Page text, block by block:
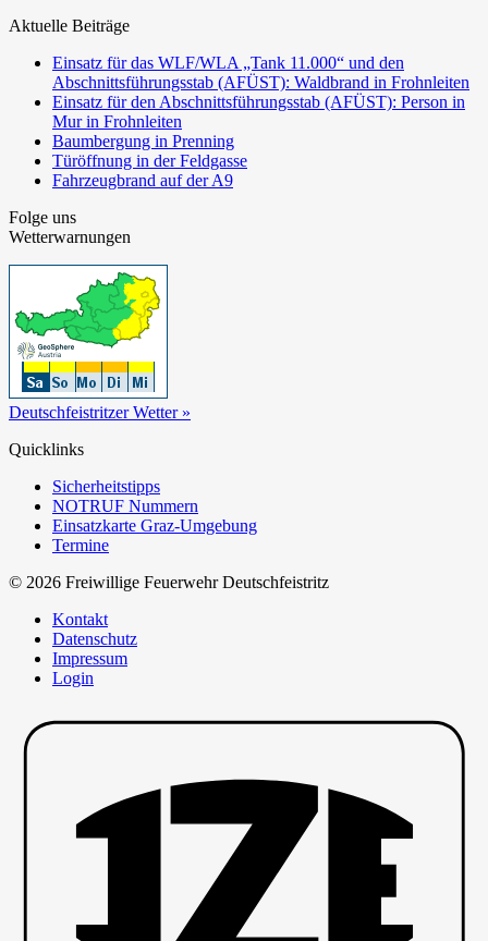
Aktuelle Beiträge
Einsatz für das WLF/WLA „Tank 11.000“ und den
Abschnittsführungsstab (AFÜST): Waldbrand in Frohnleiten
Einsatz für den Abschnittsführungsstab (AFÜST): Person in
Mur in Frohnleiten
Baumbergung in Prenning
Türöffnung in der Feldgasse
Fahrzeugbrand auf der A9
Folge uns
Wetterwarnungen
Deutschfeistritzer Wetter »
Quicklinks
Sicherheitstipps
NOTRUF Nummern
Einsatzkarte Graz-Umgebung
Termine
© 2026 Freiwillige Feuerwehr Deutschfeistritz
Kontakt
Datenschutz
Impressum
Login